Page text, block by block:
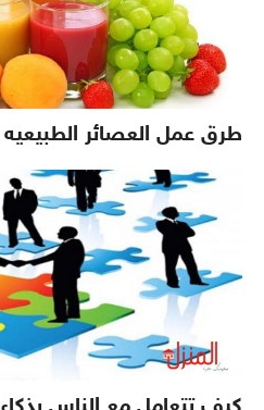
طرق عمل العصائر الطبيعيه